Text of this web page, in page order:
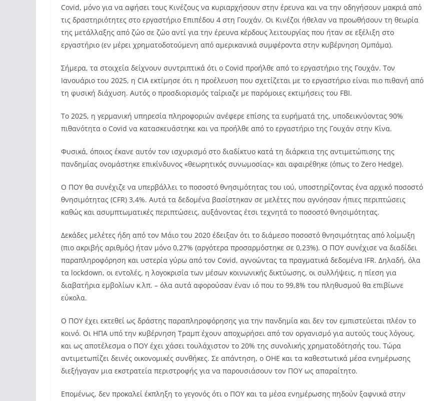
Covid, μόνο για να αφήσει τους Κινέζους να κυριαρχήσουν στην έρευνα και να την οδηγήσουν μακριά από
τις δραστηριότητες στο εργαστήριο Επιπέδου 4 στη Γουχάν. Οι Κινέζοι ήθελαν να προωθήσουν τη θεωρία
της μετάλλαξης από ζώο σε ζώο αντί για την έρευνα κέρδους λειτουργίας που ήταν σε εξέλιξη στο
εργαστήριο (εν μέρει χρηματοδοτούμενη από αμερικανικά συμφέροντα στην κυβέρνηση Ομπάμα).
Σήμερα, τα στοιχεία δείχνουν συντριπτικά ότι ο Covid προήλθε από το εργαστήριο της Γουχάν. Τον
Ιανουάριο του 2025, η CIA εκτίμησε ότι η προέλευση που σχετίζεται με το εργαστήριο είναι πιο πιθανή από
τη φυσική διάχυση. Αυτός ο προσδιορισμός ταίριαζε με παρόμοιες εκτιμήσεις του FBI.
Το 2025, η γερμανική υπηρεσία πληροφοριών ανέφερε επίσης τα ευρήματά της, υποδεικνύοντας 90%
πιθανότητα ο Covid να κατασκευάστηκε και να προήλθε από το εργαστήριο της Γουχάν στην Κίνα.
Φυσικά, όποιος έκανε αυτόν τον ισχυρισμό στο διαδίκτυο κατά τη διάρκεια της αντιμετώπισης της
πανδημίας ονομάστηκε επικίνδυνος «θεωρητικός συνωμοσίας» και αφαιρέθηκε (όπως το Zero Hedge).
Ο ΠΟΥ θα συνέχιζε να υπερβάλλει το ποσοστό θνησιμότητας του ιού, υποστηρίζοντας ένα αρχικό ποσοστό
θνησιμότητας (CFR) 3,4%. Αυτά τα δεδομένα βασίστηκαν σε μελέτες που αγνόησαν ήπιες περιπτώσεις
καθώς και ασυμπτωματικές περιπτώσεις, αυξάνοντας έτσι τεχνητά το ποσοστό θνησιμότητας.
Δεκάδες μελέτες ήδη από τον Μάιο του 2020 έδειξαν ότι το διάμεσο ποσοστό θνησιμότητας από λοίμωξη
(πιο ακριβής αριθμός) ήταν μόνο 0,27% (αργότερα προσαρμόστηκε σε 0,23%). Ο ΠΟΥ συνέχισε να διαδίδει
παραπληροφόρηση και υστερία γύρω από τον Covid, αγνοώντας τα πραγματικά δεδομένα IFR. Δηλαδή, όλα
τα lockdown, οι εντολές, η λογοκρισία των μέσων κοινωνικής δικτύωσης, οι συλλήψεις, η πίεση για
διαβατήρια εμβολίων κ.λπ. – όλα αυτά αφορούσαν έναν ιό που το 99,8% του πληθυσμού θα επιβίωνε
εύκολα.
Ο ΠΟΥ έχει εκτεθεί ως δράστης παραπληροφόρησης για την πανδημία και δεν τον εμπιστεύεται πλέον το
κοινό. Οι ΗΠΑ υπό την κυβέρνηση Τραμπ έχουν αποχωρήσει από τον οργανισμό για αυτούς τους λόγους,
και ως αποτέλεσμα ο ΠΟΥ έχει χάσει τουλάχιστον το 20% της συνολικής χρηματοδότησής του. Τώρα
αντιμετωπίζει δεινές οικονομικές συνθήκες. Σε απάντηση, ο ΟΗΕ και τα καθεστωτικά μέσα ενημέρωσης
διεξήγαγαν μια εκστρατεία περιστροφής για να παρουσιάσουν τον ΠΟΥ ως απαραίτητο.
Επομένως, δεν προκαλεί έκπληξη το γεγονός ότι ο ΠΟΥ και τα μέσα ενημέρωσης πηδούν ξαφνικά στην